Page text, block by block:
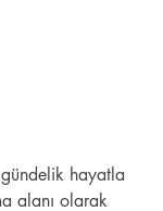
hayatla
alanı olarak